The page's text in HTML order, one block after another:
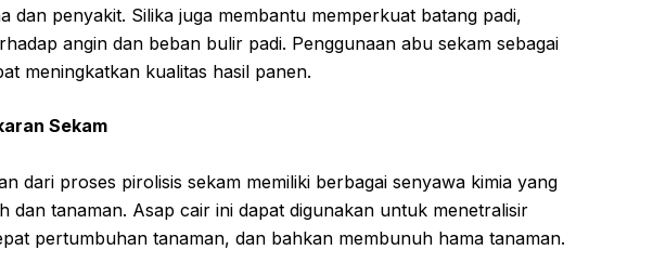
dan penyakit. Silika juga membantu memperkuat batang padi,
angin dan beban bulir padi. Penggunaan abu sekam sebagai
meningkatkan kualitas hasil panen.
Sekam
dari proses pirolisis sekam memiliki berbagai senyawa kimia yang
dan tanaman. Asap cair ini dapat digunakan untuk menetralisir
pertumbuhan tanaman, dan bahkan membunuh hama tanaman.